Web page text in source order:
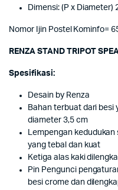
Dimensi: (P x Diameter)
Nomor Ijin Postel Kominfo=
RENZA STAND TRIPOT
Spesifikasi:
Desain by Renza
Bahan terbuat dari besi
diameter 3,5 cm
Lempengan
yang tebal dan kuat
Ketiga alas kaki
Pin Pengunci
besi crome dan